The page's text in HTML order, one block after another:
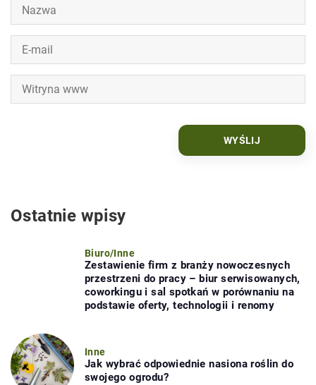
Ostatnie wpisy
Biuro/Inne
Zestawienie firm z branży nowoczesnych
przestrzeni do pracy – biur serwisowanych,
coworkingu i sal spotkań w porównaniu na
podstawie oferty, technologii i renomy
Inne
Jak wybrać odpowiednie nasiona roślin do
swojego ogrodu?